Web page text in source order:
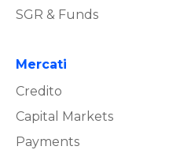
SGR & Funds
Mercati
Credito
Capital Markets
Payments